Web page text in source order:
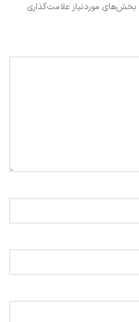
بخش‌های موردنیاز علامت‌گذاری